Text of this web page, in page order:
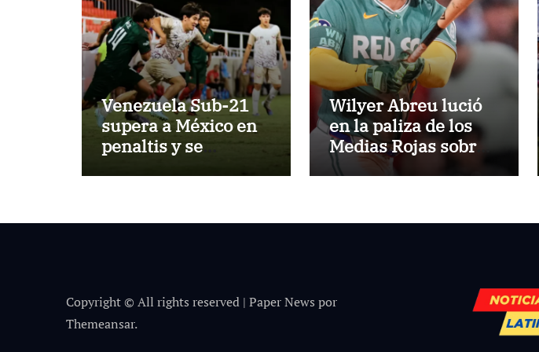
Venezuela Sub-21
supera a México en
penaltis y se
Wilyer Abreu lució
en la paliza de los
Medias Rojas sobre
los Atléticos
Copyright © All rights reserved | Paper News por
Themeansar.